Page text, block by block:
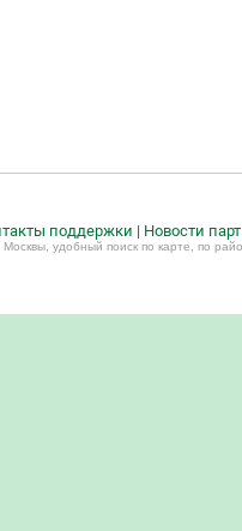
поддержки | Новости
удобный поиск по карте, по